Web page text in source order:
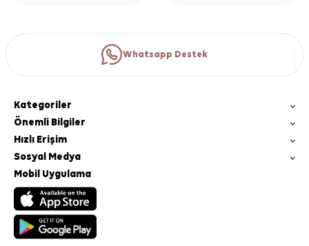
Whatsapp Destek
Kategoriler
Önemli Bilgiler
Hızlı Erişim
Sosyal Medya
Mobil Uygulama